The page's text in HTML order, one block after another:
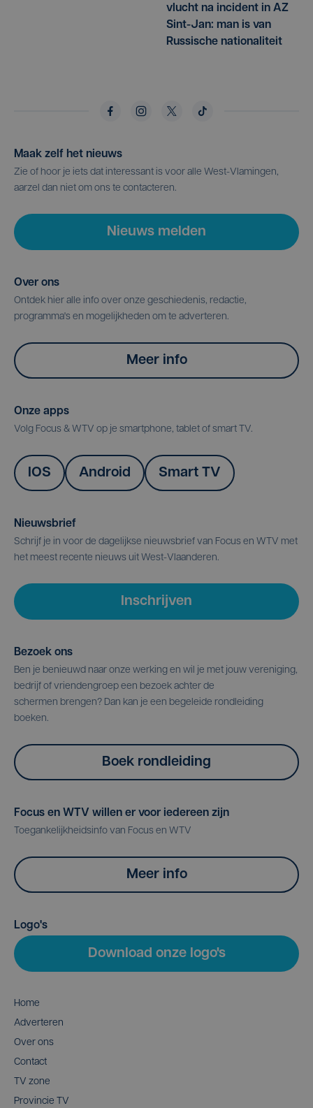
vlucht na incident in AZ
Sint-Jan: man is van
Russische nationaliteit
Maak zelf het nieuws
Zie of hoor je iets dat interessant is voor alle West-Vlamingen,
aarzel dan niet om ons te contacteren.
Nieuws melden
Over ons
Ontdek hier alle info over onze geschiedenis, redactie,
programma's en mogelijkheden om te adverteren.
Meer info
Onze apps
Volg Focus & WTV op je smartphone, tablet of smart TV.
IOS Android Smart TV
Nieuwsbrief
Schrijf je in voor de dagelijkse nieuwsbrief van Focus en WTV met
het meest recente nieuws uit West-Vlaanderen.
Inschrijven
Bezoek ons
Ben je benieuwd naar onze werking en wil je met jouw vereniging,
bedrijf of vriendengroep een bezoek achter de
schermen brengen? Dan kan je een begeleide rondleiding
boeken.
Boek rondleiding
Focus en WTV willen er voor iedereen zijn
Toegankelijkheidsinfo van Focus en WTV
Meer info
Logo's
Download onze logo's
Home
Adverteren
Over ons
Contact
TV zone
Provincie TV